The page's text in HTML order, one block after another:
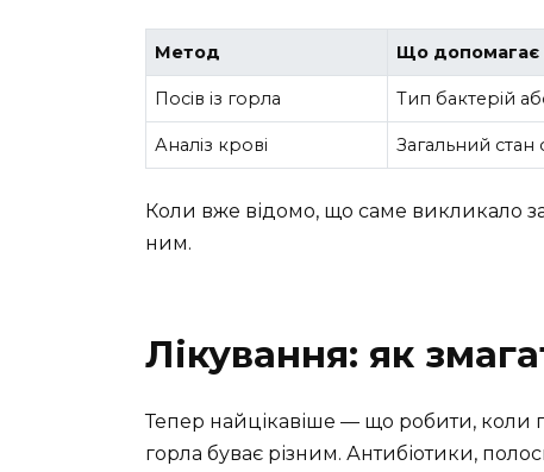
Метод Що допомагає
Посів із горла Тип бактерій
Аналіз крові Загальний стан
Коли вже відомо, що саме викликало
ним.
Лікування: як
Тепер найцікавіше — що робити, коли
горла буває різним. Антибіотики,